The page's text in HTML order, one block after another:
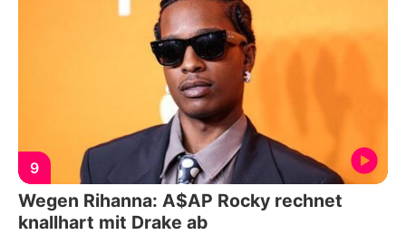
9
Wegen Rihanna: A$AP Rocky rechnet
knallhart mit Drake ab